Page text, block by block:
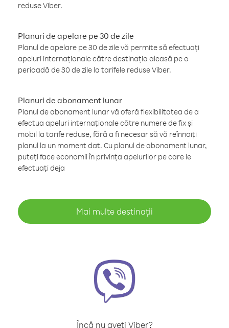
reduse Viber.
Planuri de apelare pe 30 de zile
Planul de apelare pe 30 de zile vă permite să efectuați
apeluri internaționale către destinația aleasă pe o
perioadă de 30 de zile la tarifele reduse Viber.
Planuri de abonament lunar
Planul de abonament lunar vă oferă flexibilitatea de a
efectua apeluri internaționale către numere de fix și
mobil la tarife reduse, fără a fi necesar să vă reînnoiți
planul la un moment dat. Cu planul de abonament lunar,
puteți face economii în privința apelurilor pe care le
efectuați deja
Mai multe destinații
Încă nu aveți Viber?